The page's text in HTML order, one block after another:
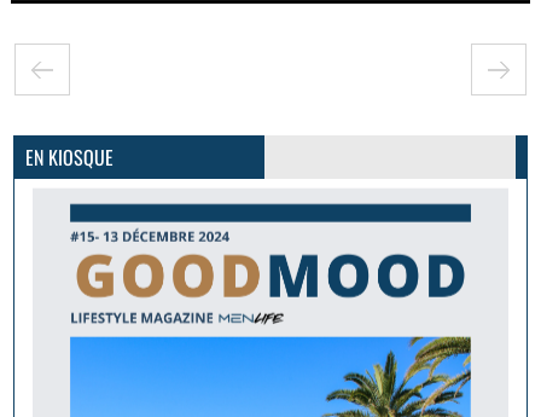
EN KIOSQUE PLUS D'INFOS